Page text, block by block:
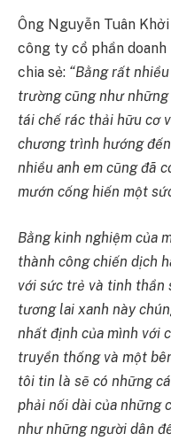
Ông Nguyễn Tuân
công ty cổ phần
chia sẻ: “Bằng rất
trường cũng như
tái chế rác thải hữu cơ
chương trình hướng
nhiều anh em cũng đã
mướn cống hiến một
Bằng kinh nghiệm của
thành công chiến dịch
với sức trẻ và tinh thần
tương lai xanh này
nhất định của mình với
truyền thống và một
tôi tin là sẽ có những
phải nối dài của những
như những người dân